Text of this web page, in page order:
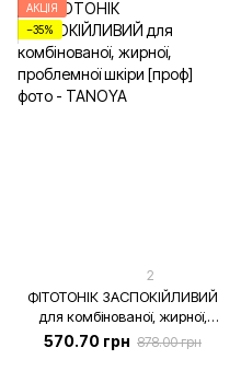
АКЦІЯ
−35%
2
ФІТОТОНІК ЗАСПОКІЙЛИВИЙ
для комбінованої, жирної,
проблемної шкіри [проф], 500
мл
570.70 грн 878.00 грн